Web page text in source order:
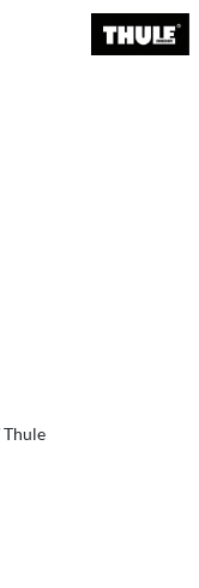
Thule